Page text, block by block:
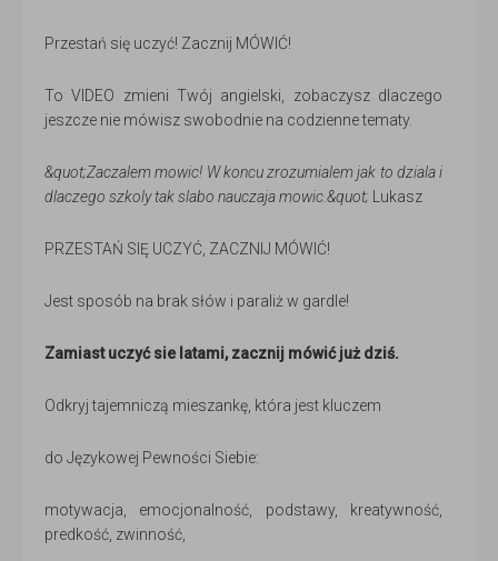
Przestań się uczyć! Zacznij MÓWIĆ!
To VIDEO zmieni Twój angielski, zobaczysz dlaczego
jeszcze nie mówisz swobodnie na codzienne tematy.
&quot;Zaczalem mowic! W koncu zrozumialem jak to dziala i
dlaczego szkoly tak slabo nauczaja mowic.&quot; Lukasz
PRZESTAŃ SIĘ UCZYĆ, ZACZNIJ MÓWIĆ!
Jest sposób na brak słów i paraliż w gardle!
Zamiast uczyć sie latami, zacznij mówić już dziś.
Odkryj tajemniczą mieszankę, która jest kluczem
do Językowej Pewności Siebie:
motywacja, emocjonalność, podstawy, kreatywność,
predkość, zwinność,